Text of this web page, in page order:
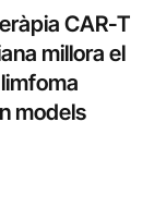
CAR-T
millora el
models